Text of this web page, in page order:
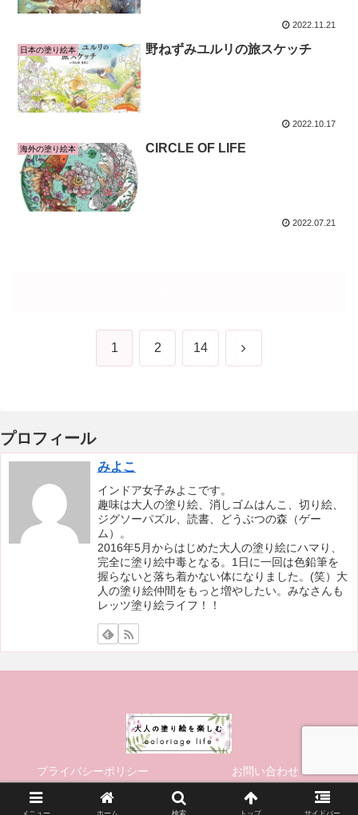
2022.11.21
日本の塗り絵本 野ねずみユルリの旅スケッチ
2022.10.17
海外の塗り絵本 CIRCLE OF LIFE
2022.07.21
1 2 14 次
プロフィール
みよこ
インドア女子みよこです。
趣味は大人の塗り絵、消しゴムはんこ、切り絵、
ジグソーパズル、読書、どうぶつの森（ゲー
ム）。
2016年5月からはじめた大人の塗り絵にハマり、
完全に塗り絵中毒となる。1日に一回は色鉛筆を
握らないと落ち着かない体になりました。(笑）大
人の塗り絵仲間をもっと増やしたい。みなさんも
レッツ塗り絵ライフ！！
プライバシーポリシー お問い合わせ
© 2019 大人の塗り絵を楽しむ ~coloriage life~.
メニュー ホーム 検索 トップ サイドバー